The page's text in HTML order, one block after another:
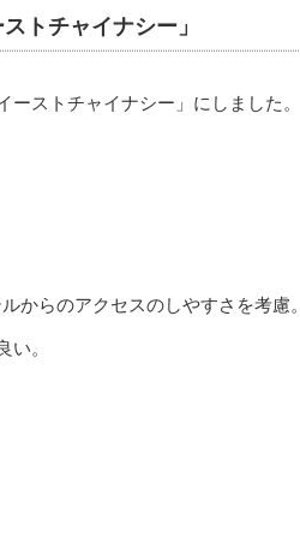
トチャイナシー 」
ストチャイナシー」にしました。
らのアクセスのしやすさを考慮。
。